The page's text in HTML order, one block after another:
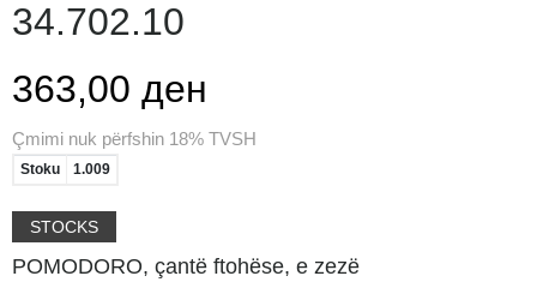
34.702.10
363,00 ден
Çmimi nuk përfshin 18% TVSH
Stoku 1.009
STOCKS
POMODORO, çantë ftohëse, e zezë